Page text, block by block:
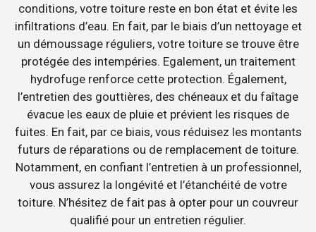
conditions, votre toiture reste en bon état et évite les
infiltrations d’eau. En fait, par le biais d’un nettoyage et
un démoussage réguliers, votre toiture se trouve être
protégée des intempéries. Egalement, un traitement
hydrofuge renforce cette protection. Également,
l’entretien des gouttières, des chéneaux et du faîtage
évacue les eaux de pluie et prévient les risques de
fuites. En fait, par ce biais, vous réduisez les montants
futurs de réparations ou de remplacement de toiture.
Notamment, en confiant l’entretien à un professionnel,
vous assurez la longévité et l’étanchéité de votre
toiture. N’hésitez de fait pas à opter pour un couvreur
qualifié pour un entretien régulier.